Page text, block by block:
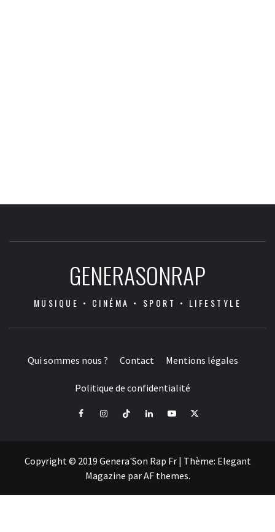
GENERASONRAP
MUSIQUE • CINÉMA • SPORT • LIFESTYLE
Qui sommes nous ? Contact Mentions légales
Politique de confidentialité
FacebookInstagramTiktok LinkedInYoutube
X
Copyright © 2019 Genera'Son Rap Fr | Thème: Elegant
Magazine parAF themes.